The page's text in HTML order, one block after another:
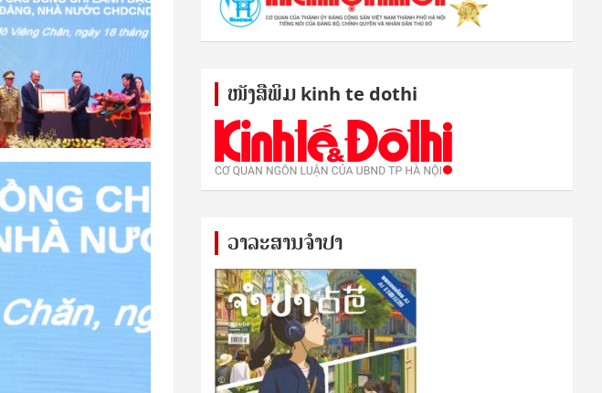
ໜັງ​ສື​ພິມ kinh te dothi
ວາລະສານຈຳປາ